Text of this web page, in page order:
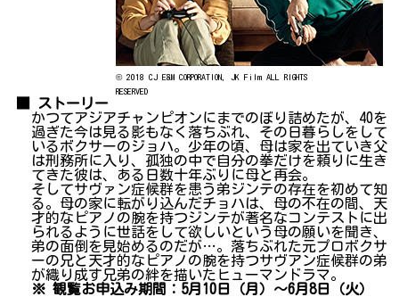
© 2018 CJ E&M CORPORATION, JK Film ALL RIGHTS
RESERVED
■ ストーリー
かつてアジアチャンピオンにまでのぼり詰めたが、40を
過ぎた今は見る影もなく落ちぶれ、その日暮らしをして
いるボクサーのジョハ。少年の頃、母は家を出ていき父
は刑務所に入り、孤独の中で自分の拳だけを頼りに生き
てきた彼は、ある日数十年ぶりに母と再会。
そしてサヴァン症候群を患う弟ジンテの存在を初めて知
る。母の家に転がり込んだチョハは、母の不在の間、天
才的なピアノの腕を持つジンテが著名なコンテストに出
られるように世話をして欲しいという母の願いを聞き、
弟の面倒を見始めるのだが…。落ちぶれた元プロボクサ
ーの兄と天才的なピアノの腕を持つサヴアン症候群の弟
が織り成す兄弟の絆を描いたヒューマンドラマ。
※ 観覧お申込み期間：5月10日（月）～6月8日（火）